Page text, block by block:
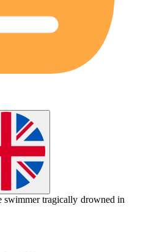
swimmer tragically drowned in